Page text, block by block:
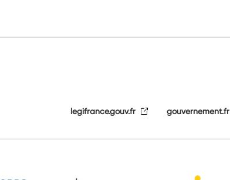
legifrance.gouv.fr gouvernement.fr